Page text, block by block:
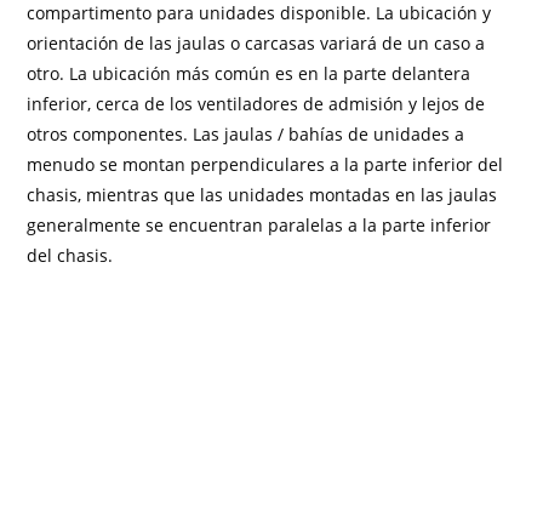
compartimento para unidades disponible. La ubicación y
orientación de las jaulas o carcasas variará de un caso a
otro. La ubicación más común es en la parte delantera
inferior, cerca de los ventiladores de admisión y lejos de
otros componentes. Las jaulas / bahías de unidades a
menudo se montan perpendiculares a la parte inferior del
chasis, mientras que las unidades montadas en las jaulas
generalmente se encuentran paralelas a la parte inferior
del chasis.